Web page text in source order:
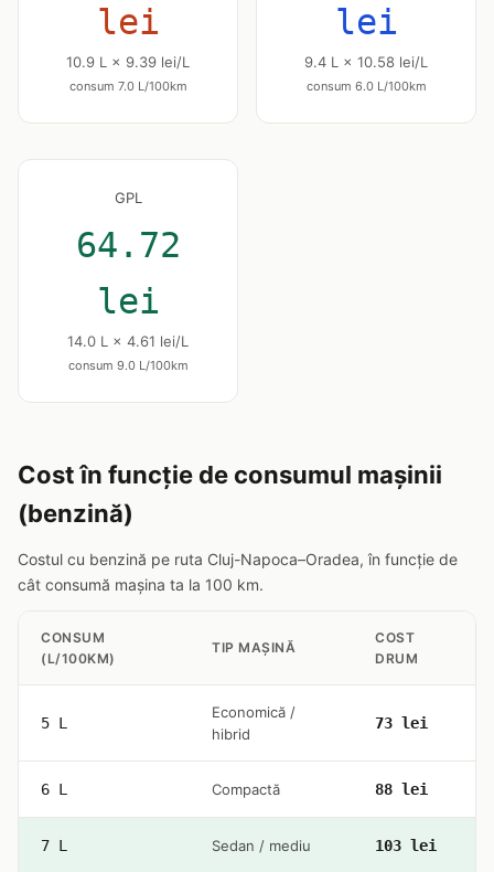
lei
10.9 L × 9.39 lei/L
consum 7.0 L/100km
lei
9.4 L × 10.58 lei/L
consum 6.0 L/100km
GPL
64.72
lei
14.0 L × 4.61 lei/L
consum 9.0 L/100km
Cost în funcție de consumul mașinii
(benzină)
Costul cu benzină pe ruta Cluj-Napoca–Oradea, în funcție de
cât consumă mașina ta la 100 km.
CONSUM
(L/100KM)
TIP MAȘINĂ
COST
DRUM
5 L
Economică /
hibrid
73 lei
6 L Compactă 88 lei
7 L Sedan / mediu 103 lei